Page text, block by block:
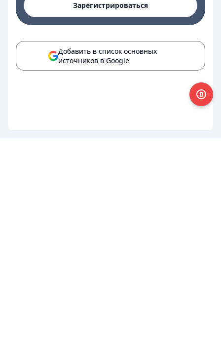
Зарегистрироваться
Добавить в список основных
источников в Google